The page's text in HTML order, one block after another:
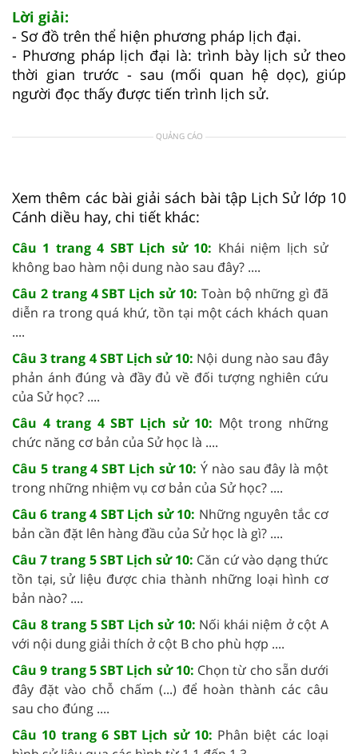
Lời giải:
- Sơ đồ trên thể hiện phương pháp lịch đại.
- Phương pháp lịch đại là: trình bày lịch sử theo
thời gian trước - sau (mối quan hệ dọc), giúp
người đọc thấy được tiến trình lịch sử.
QUẢNG CÁO
Xem thêm các bài giải sách bài tập Lịch Sử lớp 10
Cánh diều hay, chi tiết khác:
Câu 1 trang 4 SBT Lịch sử 10: Khái niệm lịch sử
không bao hàm nội dung nào sau đây? ....
Câu 2 trang 4 SBT Lịch sử 10: Toàn bộ những gì đã
diễn ra trong quá khứ, tồn tại một cách khách quan
....
Câu 3 trang 4 SBT Lịch sử 10: Nội dung nào sau đây
phản ánh đúng và đầy đủ về đối tượng nghiên cứu
của Sử học? ....
Câu 4 trang 4 SBT Lịch sử 10: Một trong những
chức năng cơ bản của Sử học là ....
Câu 5 trang 4 SBT Lịch sử 10:Ý nào sau đây là một
trong những nhiệm vụ cơ bản của Sử học? ....
Câu 6 trang 4 SBT Lịch sử 10: Những nguyên tắc cơ
bản cần đặt lên hàng đầu của Sử học là gì? ....
Câu 7 trang 5 SBT Lịch sử 10: Căn cứ vào dạng thức
tồn tại, sử liệu được chia thành những loại hình cơ
bản nào? ....
Câu 8 trang 5 SBT Lịch sử 10: Nối khái niệm ở cột A
với nội dung giải thích ở cột B cho phù hợp ....
Câu 9 trang 5 SBT Lịch sử 10: Chọn từ cho sẵn dưới
đây đặt vào chỗ chấm (...) để hoàn thành các câu
sau cho đúng ....
Câu 10 trang 6 SBT Lịch sử 10: Phân biệt các loại